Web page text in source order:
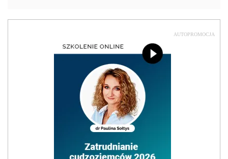
AUTOPROMOCJA